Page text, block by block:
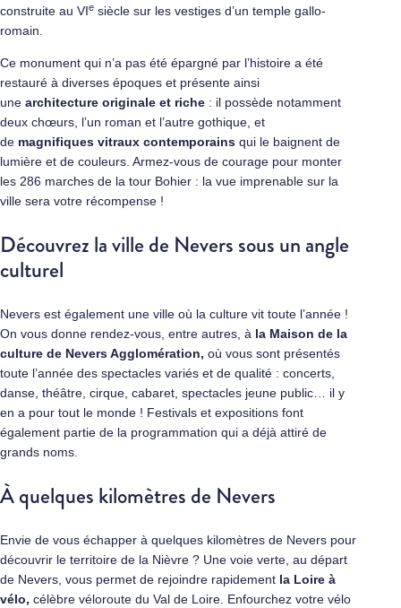
construite au VIe siècle sur les vestiges d’un temple gallo-
romain.
Ce monument qui n’a pas été épargné par l’histoire a été
restauré à diverses époques et présente ainsi
une architecture originale et riche : il possède notamment
deux chœurs, l’un roman et l’autre gothique, et
de magnifiques vitraux contemporains qui le baignent de
lumière et de couleurs. Armez-vous de courage pour monter
les 286 marches de la tour Bohier : la vue imprenable sur la
ville sera votre récompense !
Découvrez la ville de Nevers sous un angle
culturel
Nevers est également une ville où la culture vit toute l’année !
On vous donne rendez-vous, entre autres, à la Maison de la
culture de Nevers Agglomération, où vous sont présentés
toute l’année des spectacles variés et de qualité : concerts,
danse, théâtre, cirque, cabaret, spectacles jeune public… il y
en a pour tout le monde ! Festivals et expositions font
également partie de la programmation qui a déjà attiré de
grands noms.
À quelques kilomètres de Nevers
Envie de vous échapper à quelques kilomètres de Nevers pour
découvrir le territoire de la Nièvre ? Une voie verte, au départ
de Nevers, vous permet de rejoindre rapidement la Loire à
vélo, célèbre véloroute du Val de Loire. Enfourchez votre vélo